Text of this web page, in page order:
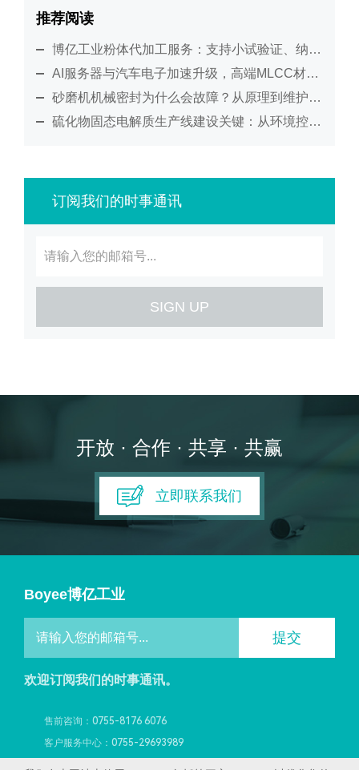
推荐阅读
博亿工业粉体代加工服务：支持小试验证、纳米研磨及工艺放大
AI服务器与汽车电子加速升级，高端MLCC材料制造迎来新考验
砂磨机机械密封为什么会故障？从原理到维护全面解析
硫化物固态电解质生产线建设关键：从环境控制到工艺集成的系统化解决方案
订阅我们的时事通讯
SIGN UP
开放 · 合作 · 共享 · 共赢
立即联系我们
Boyee博亿工业
提交
欢迎订阅我们的时事通讯。
售前咨询：0755-8176 6076
客户服务中心：0755-29693989